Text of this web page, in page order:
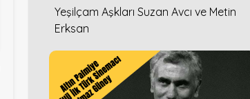
Yeşilçam Aşkları Suzan Avcı ve Metin
Erksan